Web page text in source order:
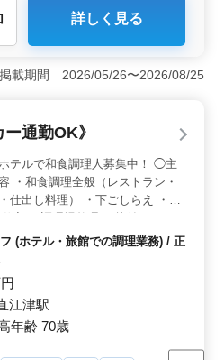
上越市木田に位置する建築設
設計経験者を積極的に募集し
中高年の経験豊富な方々が活躍
・実施設計、積算、確認申
＞ 春日山駅からのアクセ
です。資格手当や作業着の支
です。若手からベテランまで
躍し、明るく活気のある職場
詳しく見る
掲載期間 2026/05/26〜2026/08/25
通勤OK》
ホテルで和食調理人募集中！ ◯主
・和食調理全般（レストラン・
仕出し料理） ・下ごしらえ ・盛
OK ＊駅チカ ＊ブランクOK 和食
20年以上ある方は優遇します。
(ホテル・旅館での調理業務) / 正
円
江津駅
年齢 70歳